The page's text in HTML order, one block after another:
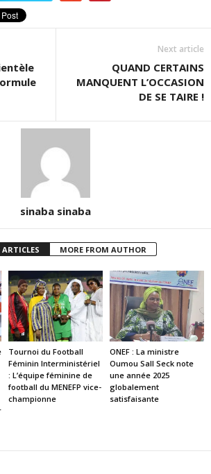
Next article
QUAND CERTAINS
MANQUENT L’OCCASION
DE SE TAIRE !
sinaba sinaba
ARTICLES MORE FROM AUTHOR
Tournoi du Football
Féminin Interministériel
: L’équipe féminine de
football du MENEFP vice-
championne
ONEF : La ministre
Oumou Sall Seck note
une année 2025
globalement
satisfaisante